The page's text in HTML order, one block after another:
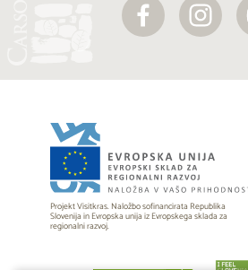
Projekt Visitkras. Naložbo sofinancirata Republika
Slovenija in Evropska unija iz Evropskega sklada za
regionalni razvoj.